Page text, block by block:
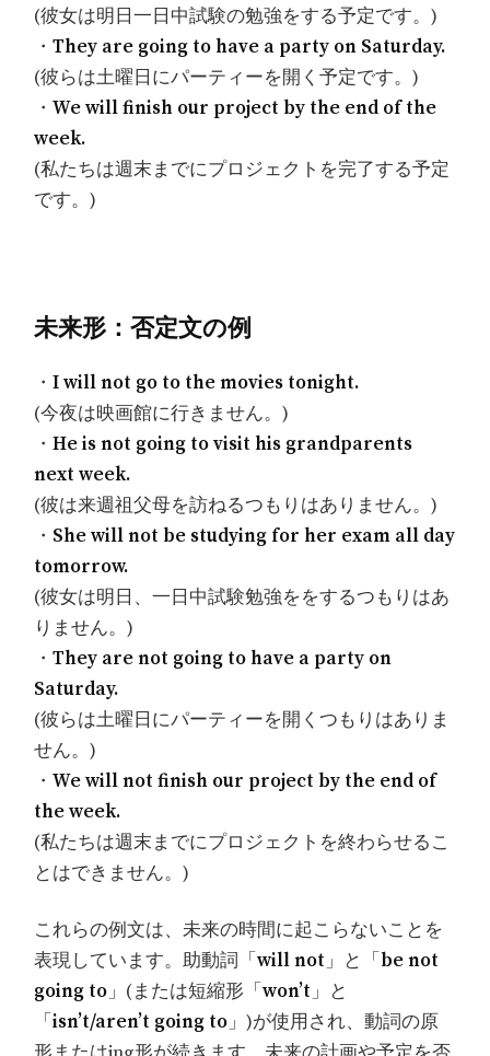
(彼女は明日一日中試験の勉強をする予定です。)
・They are going to have a party on Saturday.
(彼らは土曜日にパーティーを開く予定です。)
・We will finish our project by the end of the
week.
(私たちは週末までにプロジェクトを完了する予定
です。)
未来形：否定文の例
・I will not go to the movies tonight.
(今夜は映画館に行きません。)
・He is not going to visit his grandparents
next week.
(彼は来週祖父母を訪ねるつもりはありません。)
・ She will not be studying for her exam all day
tomorrow.
(彼女は明日、一日中試験勉強ををするつもりはあ
りません。)
・They are not going to have a party on
Saturday.
(彼らは土曜日にパーティーを開くつもりはありま
せん。)
・We will not finish our project by the end of
the week.
(私たちは週末までにプロジェクトを終わらせるこ
とはできません。)
これらの例文は、未来の時間に起こらないことを
表現しています。助動詞「will not 」と「be not
going to 」(または短縮形「won’t 」と
「isn’t/aren’t going to 」)が使用され、動詞の原